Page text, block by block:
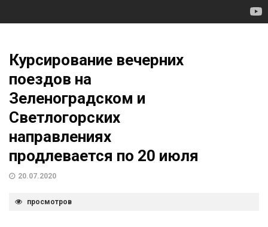
Курсирование вечерних
поездов на
Зеленоградском и
Светлогорских
направлениях
продлевается по 20 июля
20.07.2020
просмотров